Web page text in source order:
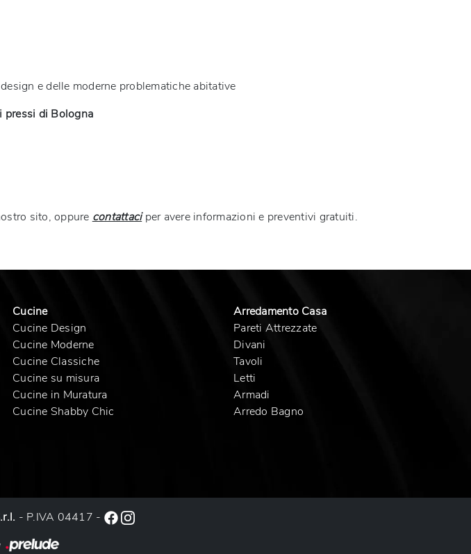
e delle moderne problematiche abitative
pressi di Bologna
sito, oppure contattaciper avere informazioni e preventivi gratuiti.
Cucine
Cucine Design
Cucine Moderne
Cucine Classiche
Cucine su misura
Cucine in Muratura
Cucine Shabby Chic
Arredamento Casa
Pareti Attrezzate
Divani
Tavoli
Letti
Armadi
Arredo Bagno
- P.IVA 04417 -